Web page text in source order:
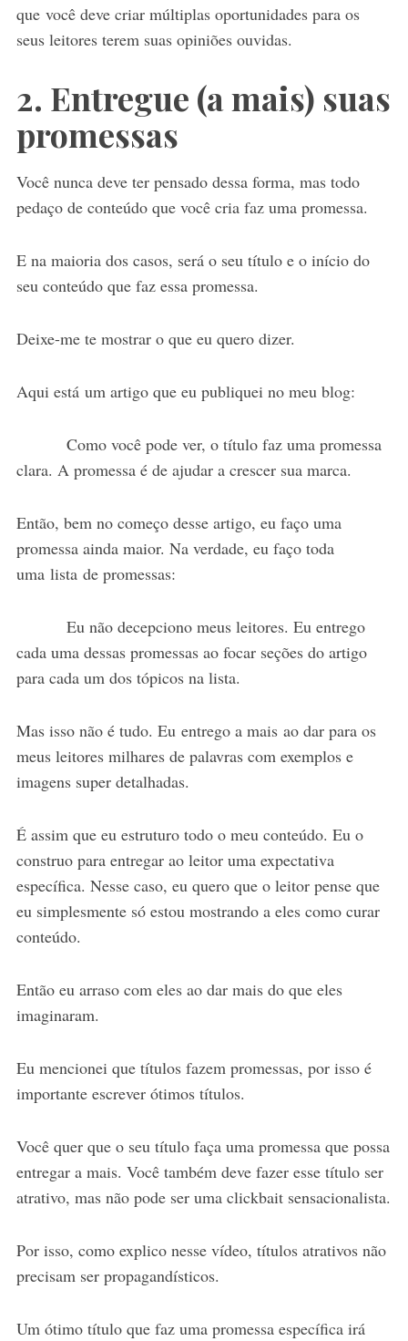
que você deve criar múltiplas oportunidades para os
seus leitores terem suas opiniões ouvidas.
2. Entregue (a mais) suas
promessas
Você nunca deve ter pensado dessa forma, mas todo
pedaço de conteúdo que você cria faz uma promessa.
E na maioria dos casos, será o seu título e o início do
seu conteúdo que faz essa promessa.
Deixe-me te mostrar o que eu quero dizer.
Aqui está um artigo que eu publiquei no meu blog:
Como você pode ver, o título faz uma promessa
clara. A promessa é de ajudar a crescer sua marca.
Então, bem no começo desse artigo, eu faço uma
promessa ainda maior. Na verdade, eu faço toda
uma lista de promessas:
Eu não decepciono meus leitores. Eu entrego
cada uma dessas promessas ao focar seções do artigo
para cada um dos tópicos na lista.
Mas isso não é tudo. Eu entrego a mais ao dar para os
meus leitores milhares de palavras com exemplos e
imagens super detalhadas.
É assim que eu estruturo todo o meu conteúdo. Eu o
construo para entregar ao leitor uma expectativa
específica. Nesse caso, eu quero que o leitor pense que
eu simplesmente só estou mostrando a eles como curar
conteúdo.
Então eu arraso com eles ao dar mais do que eles
imaginaram.
Eu mencionei que títulos fazem promessas, por isso é
importante escrever ótimos títulos.
Você quer que o seu título faça uma promessa que possa
entregar a mais. Você também deve fazer esse título ser
atrativo, mas não pode ser uma clickbait sensacionalista.
Por isso, como explico nesse vídeo, títulos atrativos não
precisam ser propagandísticos.
Um ótimo título que faz uma promessa específica irá